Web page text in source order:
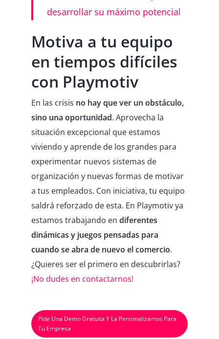
desarrollar su máximo potencial
Motiva a tu equipo
en tiempos difíciles
con Playmotiv
En las crisis no hay que ver un obstáculo,
sino una oportunidad. Aprovecha la
situación excepcional que estamos
viviendo y aprende de los grandes para
experimentar nuevos sistemas de
organización y nuevas formas de motivar
a tus empleados. Con iniciativa, tu equipo
saldrá reforzado de esta. En Playmotiv ya
estamos trabajando endiferentes
dinámicas y juegos pensadas para
cuando se abra de nuevo el comercio.
¿Quieres ser el primero en descubrirlas?
¡No dudes en contactarnos!
Pide Una Demo Gratuita Y La Personalizamos Para
Tu Empresa